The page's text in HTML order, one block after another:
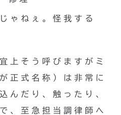
ゃねぇ。怪我する
上そう呼びますがミ
正式名称）は非常に
んだり、触ったり、
、至急担当調律師へ